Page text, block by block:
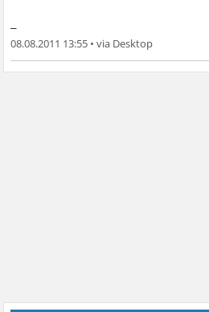
08.08.2011 13:55 •